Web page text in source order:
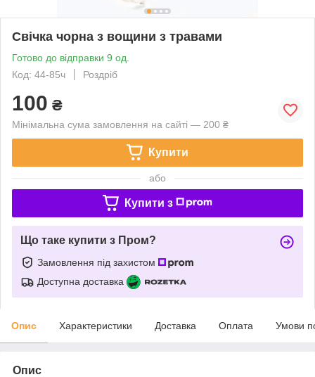
Свічка чорна з вощини з травами
Готово до відправки 9 од.
Код: 44-85ч
Роздріб
100 ₴
Мінімальна сума замовлення на сайті — 200 ₴
Купити
або
Купити з
Що таке купити з Пром?
Замовлення під захистом
Доступна доставка
Опис Характеристики Доставка Оплата Умови
Опис